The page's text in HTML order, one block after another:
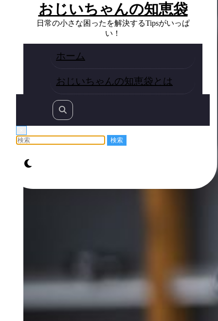
おじいちゃんの知恵袋
日常の小さな困ったを解決するTipsがいっぱ
い！
ホーム
おじいちゃんの知恵袋とは